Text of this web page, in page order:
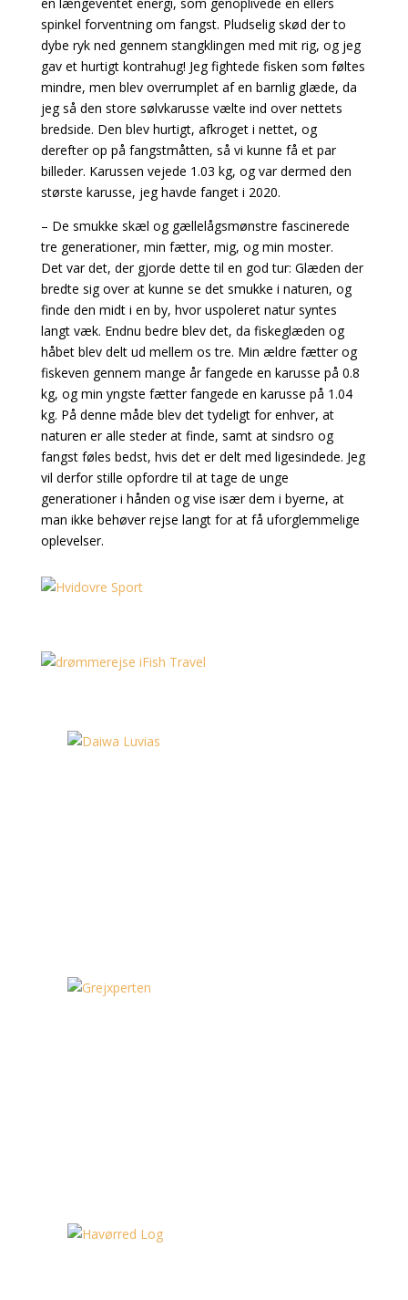
spinkel forventning om fangst. Pludselig skød der to
dybe ryk ned gennem stangklingen med mit rig, og jeg
gav et hurtigt kontrahug! Jeg fightede fisken som føltes
mindre, men blev overrumplet af en barnlig glæde, da
jeg så den store sølvkarusse vælte ind over nettets
bredside. Den blev hurtigt, afkroget i nettet, og
derefter op på fangstmåtten, så vi kunne få et par
billeder. Karussen vejede 1.03 kg, og var dermed den
største karusse, jeg havde fanget i 2020.
– De smukke skæl og gællelågsmønstre fascinerede
tre generationer, min fætter, mig, og min moster.
Det var det, der gjorde dette til en god tur: Glæden der
bredte sig over at kunne se det smukke i naturen, og
finde den midt i en by, hvor uspoleret natur syntes
langt væk. Endnu bedre blev det, da fiskeglæden og
håbet blev delt ud mellem os tre. Min ældre fætter og
fiskeven gennem mange år fangede en karusse på 0.8
kg, og min yngste fætter fangede en karusse på 1.04
kg. På denne måde blev det tydeligt for enhver, at
naturen er alle steder at finde, samt at sindsro og
fangst føles bedst, hvis det er delt med ligesindede. Jeg
vil derfor stille opfordre til at tage de unge
generationer i hånden og vise især dem i byerne, at
man ikke behøver rejse langt for at få uforglemmelige
oplevelser.